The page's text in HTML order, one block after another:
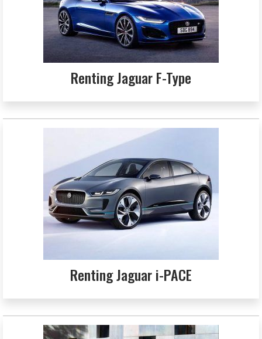
Renting Jaguar F-Type
Renting Jaguar i-PACE